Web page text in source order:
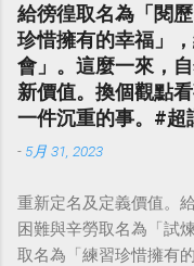
給徬徨取名為「閱
珍惜擁有的幸福」
會」。這麼一來，
新價值。換個觀點
一件沉重的事。#超
- 5月 31, 2023
重新定名及定義價值。
困難與辛勞取名為「試
取名為「練習珍惜擁有